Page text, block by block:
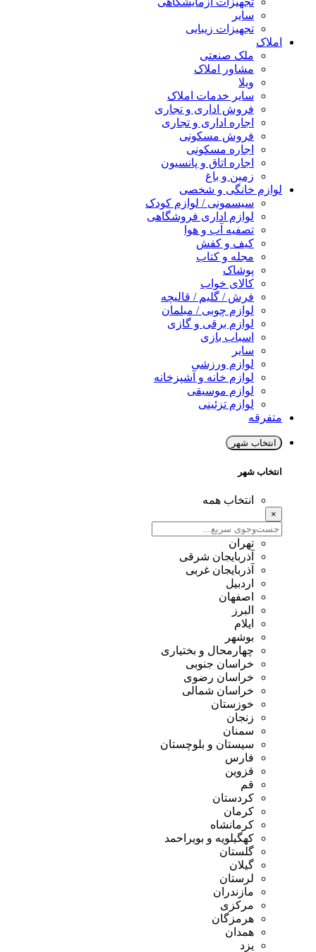
سایر
تجهیزات زیبایی
املاک
ملک صنعتی
مشاور املاک
ویلا
سایر خدمات املاک
فروش اداری و تجاری
اجاره اداری و تجاری
فروش مسکونی
اجاره مسکونی
اجاره اتاق و پانسیون
زمین و باغ
لوازم خانگی و شخصی
سیسمونی / لوازم کودک
لوازم اداری فروشگاهی
تصفیه آب و هوا
کیف و کفش
مجله و کتاب
پوشاک
کالای خواب
فرش / گلیم / قالیچه
لوازم چوبی / مبلمان
لوازم برقی و گازی
اسباب بازی
سایر
لوازم ورزشی
لوازم خانه و آشپزخانه
لوازم موسیقی
لوازم تزئینی
متفرقه
انتخاب شهر
انتخاب شهر
انتخاب همه
×
تهران
آذربایجان شرقی
آذربایجان غربی
اردبیل
اصفهان
البرز
ایلام
بوشهر
چهارمحال و بختیاری
خراسان جنوبی
خراسان رضوی
خراسان شمالی
خوزستان
زنجان
سمنان
سیستان و بلوچستان
فارس
قزوین
قم
کردستان
کرمان
کرمانشاه
کهگیلویه و بویراحمد
گلستان
گیلان
لرستان
مازندران
مرکزی
هرمزگان
همدان
یزد